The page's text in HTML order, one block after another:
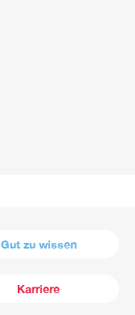
Gut zu wissen
Karriere